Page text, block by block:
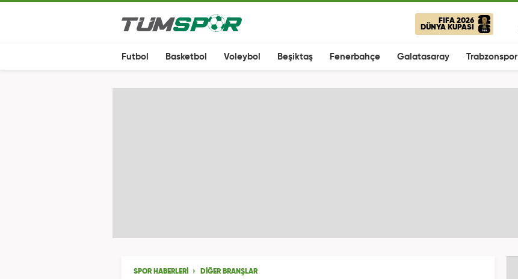
FIFA 2026
DÜNYA KUPASI
Futbol Basketbol Voleybol Beşiktaş Fenerbahçe Galatasaray Trabzonspor
SPOR HABERLERİ DIĞER BRANŞLAR